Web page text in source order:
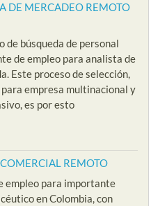
DE MERCADEO REMOTO
de búsqueda de personal
de empleo para analista de
Este proceso de selección,
empresa multinacional y
es por esto
REMOTO
empleo para importante
en Colombia, con